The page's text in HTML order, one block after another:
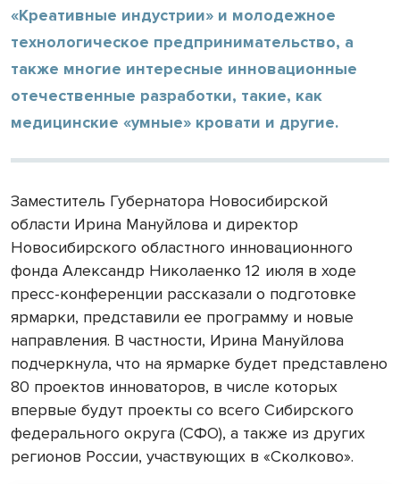
«Креативные индустрии» и молодежное
технологическое предпринимательство, а
также многие интересные инновационные
отечественные разработки, такие, как
медицинские «умные» кровати и другие.
Заместитель Губернатора Новосибирской
области Ирина Мануйлова и директор
Новосибирского областного инновационного
фонда Александр Николаенко 12 июля в ходе
пресс-конференции рассказали о подготовке
ярмарки, представили ее программу и новые
направления. В частности, Ирина Мануйлова
подчеркнула, что на ярмарке будет представлено
80 проектов инноваторов, в числе которых
впервые будут проекты со всего Сибирского
федерального округа (СФО), а также из других
регионов России, участвующих в «Сколково».